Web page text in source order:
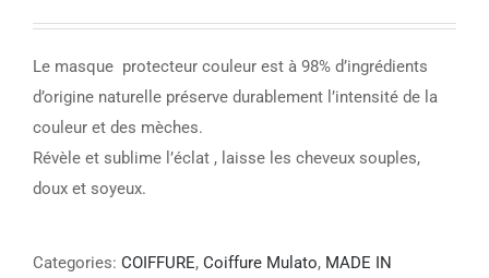
Le masque protecteur couleur est à 98% d’ingrédients
d’origine naturelle préserve durablement l’intensité de la
couleur et des mèches.
Révèle et sublime l’éclat , laisse les cheveux souples,
doux et soyeux.
Categories: COIFFURE, Coiffure Mulato, MADE IN